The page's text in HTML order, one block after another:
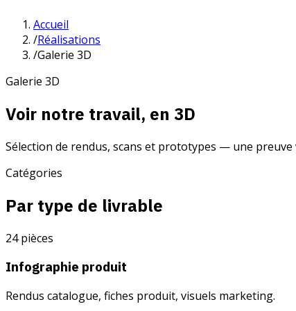
Accueil
/Réalisations
/Galerie 3D
Galerie 3D
Voir notre travail, en 3D
Sélection de rendus, scans et prototypes — une
Catégories
Par type de livrable
24 pièces
Infographie produit
Rendus catalogue, fiches produit, visuels marketing.